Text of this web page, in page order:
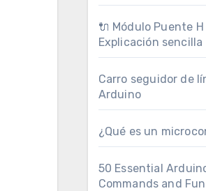
🔌 Módulo Puente
Explicación sencilla
Carro seguidor de
Arduino
¿Qué es un
50 Essential
Commands and